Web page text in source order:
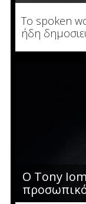
To spoken
ήδη
Ο Tony